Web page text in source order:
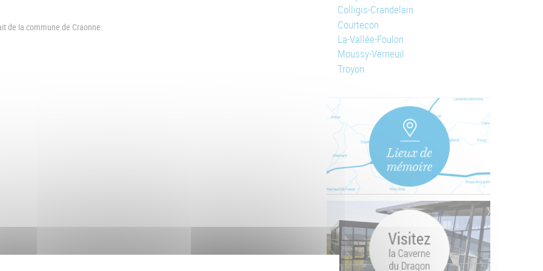
de la commune de Craonne.
Colligis-Crandelain
Courtecon
La-Vallée-Foulon
Moussy-Verneuil
Troyon